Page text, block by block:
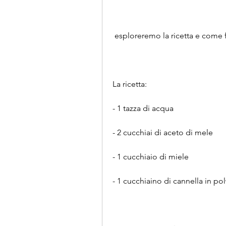
esploreremo la ricetta e come
La ricetta:
- 1 tazza di acqua
- 2 cucchiai di aceto di mele
- 1 cucchiaio di miele
- 1 cucchiaino di cannella in